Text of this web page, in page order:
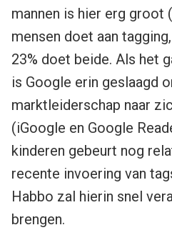
mannen is hier erg groot
mensen doet aan
23% doet beide. Als het
is Google erin geslaagd
marktleiderschap naar
(iGoogle en Google
kinderen gebeurt nog
recente invoering van
Habbo zal hierin snel
brengen.